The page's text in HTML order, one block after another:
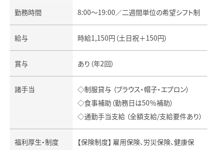
勤務時間 8:00～19:00／二週間単位の希望シフト制
給与 時給1,150円（土日祝＋150円）
賞与 あり（年2回）
諸手当
◇制服貸与 （ブラウス・帽子・エプロン）
◇食事補助（勤務日は50％補助）
◇通勤手当支給 （全額支給/支給要件あり）
福利厚生・制度
【保険制度】 雇用保険、労災保険、健康保